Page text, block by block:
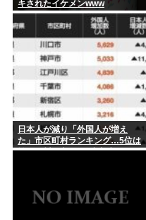
キされたイケメンwww
日本人が減り「外国人が増え
た」市区町村ランキング…5位は
埼玉県川口市、4位京都市、では